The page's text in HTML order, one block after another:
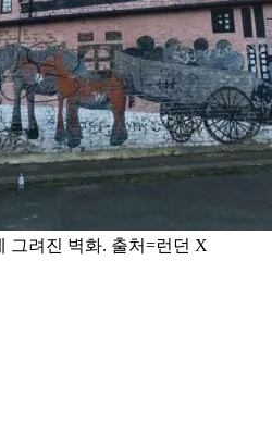
그려진 벽화. 출처=런던 X